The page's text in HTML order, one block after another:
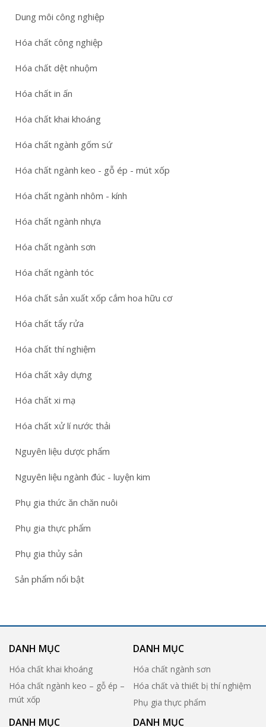
Dung môi công nghiệp
Hóa chất công nghiệp
Hóa chất dệt nhuộm
Hóa chất in ấn
Hóa chất khai khoáng
Hóa chất ngành gốm sứ
Hóa chất ngành keo - gỗ ép - mút xốp
Hóa chất ngành nhôm - kính
Hóa chất ngành nhựa
Hóa chất ngành sơn
Hóa chất ngành tóc
Hóa chất sản xuất xốp cắm hoa hữu cơ
Hóa chất tẩy rửa
Hóa chất thí nghiệm
Hóa chất xây dựng
Hóa chất xi mạ
Hóa chất xử lí nước thải
Nguyên liệu dược phẩm
Nguyên liệu ngành đúc - luyện kim
Phụ gia thức ăn chăn nuôi
Phụ gia thực phẩm
Phụ gia thủy sản
Sản phẩm nổi bật
DANH MỤC
Hóa chất khai khoáng
Hóa chất ngành keo – gỗ ép –
mút xốp
DANH MỤC
Hóa chất ngành sơn
Hóa chất và thiết bị thí nghiệm
Phụ gia thực phẩm
DANH MỤC DANH MỤC